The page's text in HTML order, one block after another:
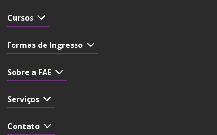
Cursos
Formas de Ingresso
Sobre a FAE
Serviços
Contato